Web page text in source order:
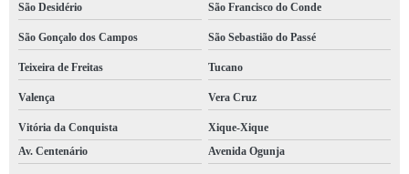
São Desidério São Francisco do Conde
São Gonçalo dos Campos São Sebastião do Passé
Teixeira de Freitas Tucano
Valença Vera Cruz
Vitória da Conquista
Xique-Xique
Av. Centenário
Avenida Ogunja